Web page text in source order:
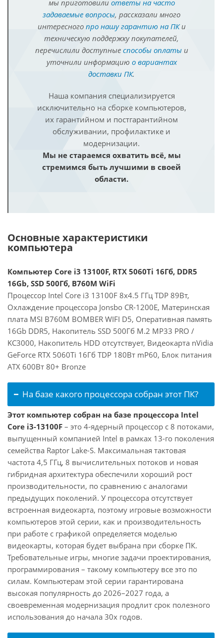
мы приготовили ответы на часто
задаваемые вопросы, рассказали много
интересного про нашу гарантию на ПКи
техническую поддержку покупателей,
перечислили доступные способы оплатыи
уточнили информацию о вариантах
доставки ПК.
Наша компания специализируется
исключительно на сборке компьютеров,
их гарантийном и постгарантийном
обслуживании, профилактике и
модернизации.
Мы не стараемся охватить всё, мы
стремимся быть лучшими в своей
области.
Основные характеристики
компьютера
Компьютер Core i3 13100F, RTX 5060Ti 16Гб, DDR5
16Gb, SSD 500Гб, B760M WiFi
Процессор Intel Core i3 13100F 8x4.5 ГГц TDP 89Вт,
Охлаждение процессора Jonsbo CR-1200E, Материнская
плата MSI B760M BOMBER WIFI D5, Оперативная память
16Gb DDR5, Накопитель SSD 500Гб M.2 MP33 PRO /
KC3000, Накопитель HDD отсутствует, Видеокарта nVidia
GeForce RTX 5060Ti 16Гб TDP 180Вт mP60, Блок питания
ATX 600Вт 80+ Bronze
На базе какого процессора собран этот ПК?
Этот компьютер собран на базе процессора Intel
Core i3-13100F – это 4-ядерный процессор с 8 потоками,
выпущенный компанией Intel в рамках 13-го поколения
семейства Raptor Lake-S. Максимальная тактовая
частота 4,5 ГГц, 8 вычислительных потоков и новая
гибридная архитектура обеспечили хороший рост
производительности, по сравнению с аналогами
предыдущих поколений. У процессора отсутствует
встроенная видеокарта, поэтому игровые возможности
компьютеров этой серии, как и производительность
при работе с графикой определяется моделью
видеокарты, которая будет выбрана при сборке ПК.
Требовательные игры, многие задачи проектирования,
программирования – такому компьютеру все это по
силам. Компьютерам этой серии гарантирована
высокая популярность до 2026–2027 года, а
своевременная модернизация продлит срок полезного
использования до начала 30х годов.